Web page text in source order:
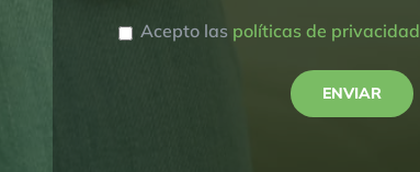
Acepto las políticas de privacidad